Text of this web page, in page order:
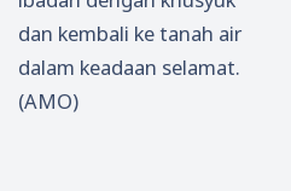
dan kembali ke tanah air
dalam keadaan selamat.
(AMO)